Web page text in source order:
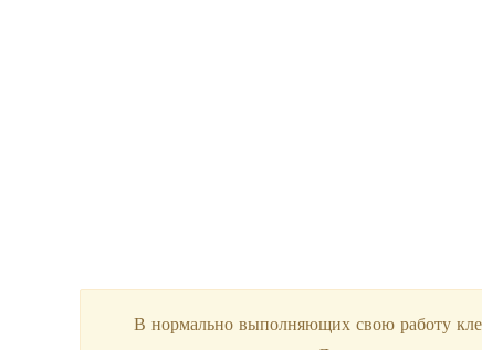
В нормально выполняющих свою работу